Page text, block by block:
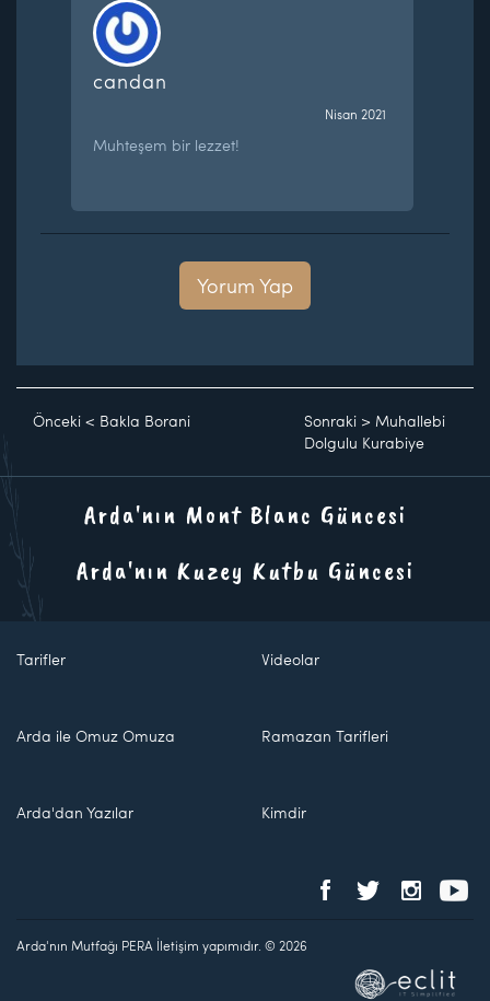
candan
Nisan 2021
Muhteşem bir lezzet!
Yorum Yap
Önceki < Bakla Borani Sonraki > Muhallebi
Dolgulu Kurabiye
Arda'nın Mont Blanc Güncesi
Arda'nın Kuzey Kutbu Güncesi
Tarifler Videolar
Arda ile Omuz Omuza Ramazan Tarifleri
Arda'dan Yazılar Kimdir
Arda'nın Mutfağı PERA İletişim yapımıdır. © 2026